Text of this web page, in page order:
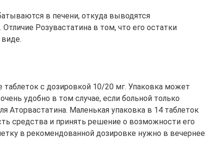
в печени, откуда выводятся
Розувастатина в том, что его остатки
таблеток с дозировкой 10/20 мг. Упаковка может
удобно в том случае, если больной только
Аторвастатина. Маленькая упаковка в 14 таблеток
средства и принять решение о возможности его
в рекомендованной дозировке нужно в вечернее